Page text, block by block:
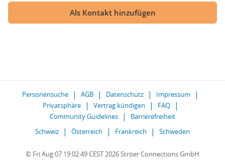
Als Kontakt hinzufügen
Personensuche AGB Datenschutz
Impressum
Privatsphäre
Vertrag kündigen
FAQ
Community Guidelines
Barrierefreiheit
Schweiz
Österreich Frankreich Schweden
© Fri Aug 07 19:02:49 CEST 2026 Ströer Connections GmbH